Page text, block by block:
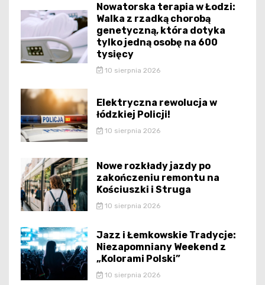
Nowatorska terapia w Łodzi:
Walka z rzadką chorobą
genetyczną, która dotyka
tylko jedną osobę na 600
tysięcy
10 sierpnia 2026
Elektryczna rewolucja w
łódzkiej Policji!
10 sierpnia 2026
Nowe rozkłady jazdy po
zakończeniu remontu na
Kościuszki i Struga
10 sierpnia 2026
Jazz i Łemkowskie Tradycje:
Niezapomniany Weekend z
„Kolorami Polski”
10 sierpnia 2026